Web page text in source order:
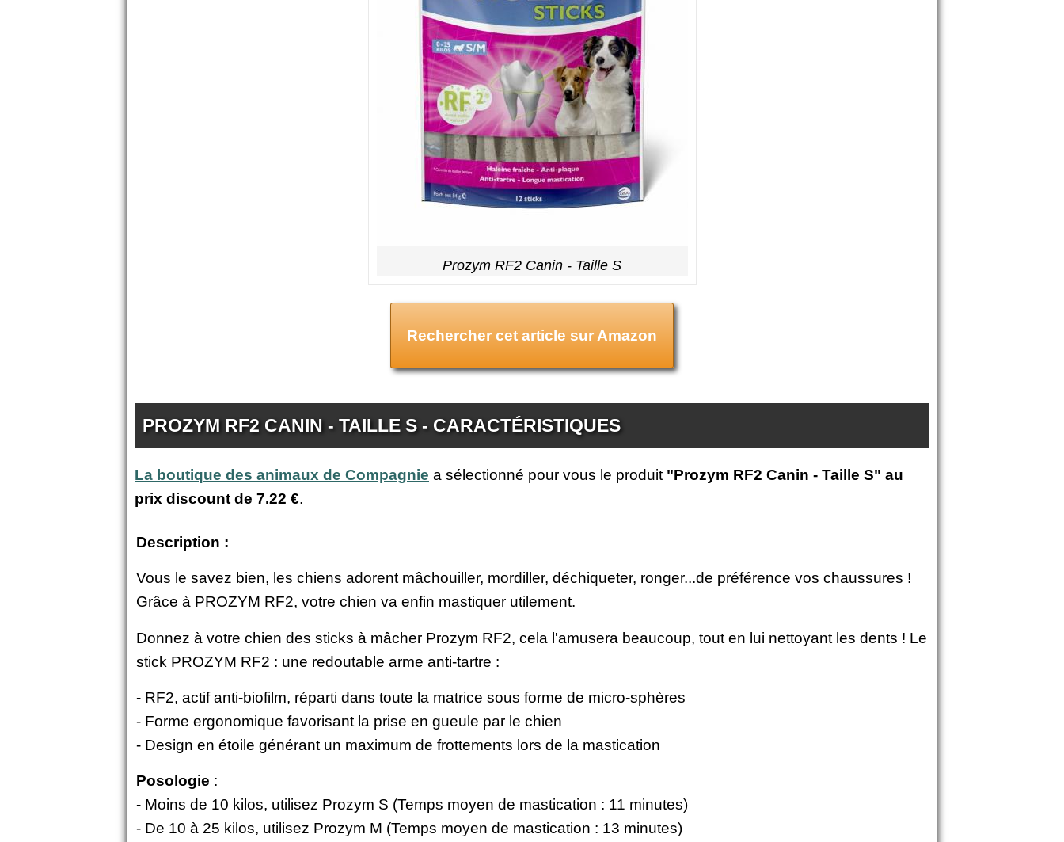
Prozym RF2 Canin - Taille S
Rechercher cet article sur Amazon
PROZYM RF2 CANIN - TAILLE S - CARACTÉRISTIQUES
La boutique des animaux de Compagnie a sélectionné pour vous le produit "Prozym RF2 Canin - Taille S" au
prix discount de 7.22 €.
Description :
Vous le savez bien, les chiens adorent mâchouiller, mordiller, déchiqueter, ronger...de préférence vos chaussures !
Grâce à PROZYM RF2, votre chien va enfin mastiquer utilement.
Donnez à votre chien des sticks à mâcher Prozym RF2, cela l'amusera beaucoup, tout en lui nettoyant les dents ! Le
stick PROZYM RF2 : une redoutable arme anti-tartre :
- RF2, actif anti-biofilm, réparti dans toute la matrice sous forme de micro-sphères
- Forme ergonomique favorisant la prise en gueule par le chien
- Design en étoile générant un maximum de frottements lors de la mastication
Posologie :
- Moins de 10 kilos, utilisez Prozym S (Temps moyen de mastication : 11 minutes)
- De 10 à 25 kilos, utilisez Prozym M (Temps moyen de mastication : 13 minutes)